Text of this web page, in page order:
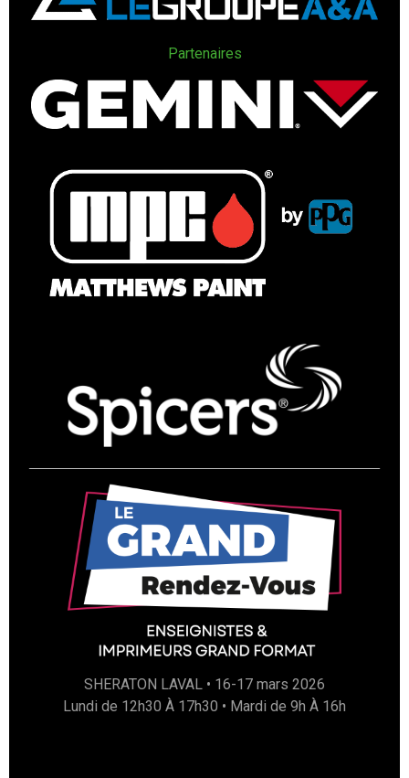
Partenaires
SHERATON LAVAL • 16-17 mars 2026
Lundi de 12h30 À 17h30 • Mardi de 9h À 16h